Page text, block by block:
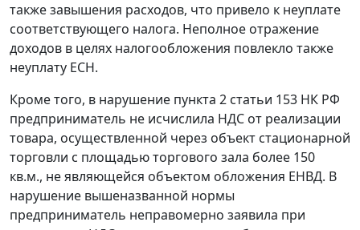
также завышения расходов, что привело к неуплате
соответствующего налога. Неполное отражение
доходов в целях налогообложения повлекло также
неуплату ЕСН.
Кроме того, в нарушение пункта 2 статьи 153 НК РФ
предприниматель не исчислила НДС от реализации
товара, осуществленной через объект стационарной
торговли с площадью торгового зала более 150
кв.м., не являющейся объектом обложения ЕНВД. В
нарушение вышеназванной нормы
предприниматель неправомерно заявила при